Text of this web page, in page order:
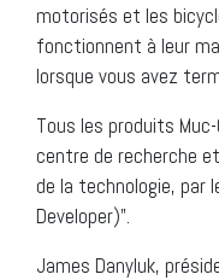
motorisés et les
fonctionnent à leur
lorsque vous avez
Tous les produits
centre de recherche
de la technologie, par
Developer)”.
James Danyluk,